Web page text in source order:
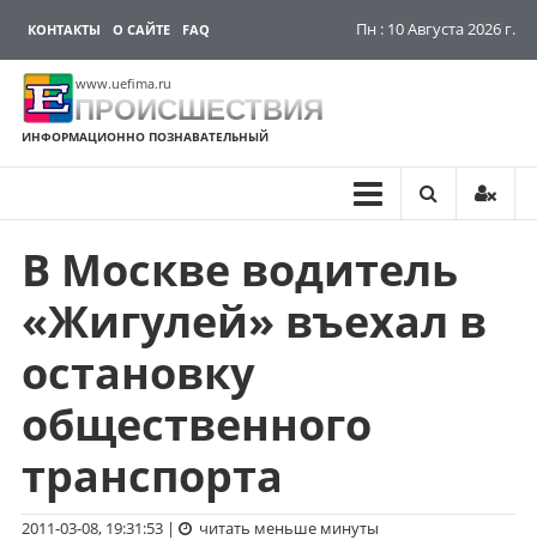
КОНТАКТЫ О САЙТЕ FAQ Пн : 10 Августа 2026 г.
www.uefima.ru
ПРОИСШЕСТВИЯ
ИНФОРМАЦИОННО ПОЗНАВАТЕЛЬНЫЙ
Перейти
содержимому
В Москве водитель
«Жигулей» въехал в
остановку
общественного
транспорта
2011-03-08, 19:31:53|
читать меньше минуты